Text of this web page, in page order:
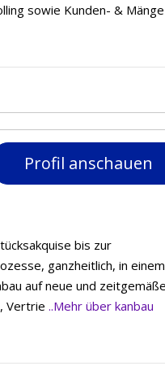
sowie Kunden- & Mänge
Profil anschauen
bis zur
ganzheitlich, in einem
auf neue und
Vertrie ..Mehr über kanbau